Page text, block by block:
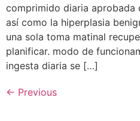
comprimido diaria aprobada
así como la hiperplasia
una sola toma matinal
planificar. modo de
ingesta diaria se […]
← Previous